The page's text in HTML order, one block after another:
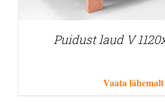
Puidust laud V
Vaata lähemalt